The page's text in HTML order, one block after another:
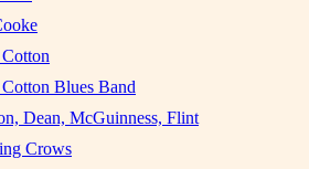
Cotton
Cotton Blues Band
Dean, McGuinness, Flint
Crows